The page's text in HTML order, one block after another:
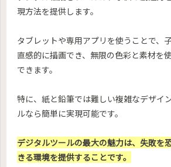
現方法を提供します。
タブレットや専用アプリを使うことで、
直感的に描画でき、無限の色彩と素材を
できます。
特に、紙と鉛筆では難しい複雑なデザイ
ルなら簡単に実現可能です。
デジタルツールの最大の魅力は、失敗を
きる環境を提供することです。